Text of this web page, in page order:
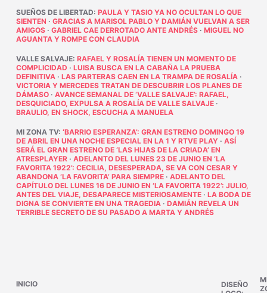
SUEÑOS DE LIBERTAD: PAULA Y TASIO YA NO OCULTAN LO QUE
SIENTEN · GRACIAS A MARISOL PABLO Y DAMIÁN VUELVAN A SER
AMIGOS· GABRIEL CAE DERROTADO ANTE ANDRÉS· MIGUEL NO
AGUANTA Y ROMPE CON CLAUDIA
VALLE SALVAJE: RAFAEL Y ROSALÍA TIENEN UN MOMENTO DE
COMPLICIDAD · LUISA BUSCA EN LA CABAÑA LA PRUEBA
DEFINITIVA· LAS PARTERAS CAEN EN LA TRAMPA DE ROSALÍA·
VICTORIA Y MERCEDES TRATAN DE DESCUBRIR LOS PLANES DE
DÁMASO· AVANCE SEMANAL DE ‘VALLE SALVAJE’: RAFAEL,
DESQUICIADO, EXPULSA A ROSALÍA DE VALLE SALVAJE·
BRAULIO, EN SHOCK, ESCUCHA A MANUELA
MI ZONA TV: ‘BARRIO ESPERANZA’: GRAN ESTRENO DOMINGO 19
DE ABRIL EN UNA NOCHE ESPECIAL EN LA 1 Y RTVE PLAY· ASÍ
SERÁ EL GRAN ESTRENO DE ‘LAS HIJAS DE LA CRIADA’ EN
ATRESPLAYER· ADELANTO DEL LUNES 23 DE JUNIO EN ‘LA
FAVORITA 1922’: CECILIA, DESESPERADA, SE VA CON CESAR Y
ABANDONA ‘LA FAVORITA’ PARA SIEMPRE· ADELANTO DEL
CAPÍTULO DEL LUNES 16 DE JUNIO EN ‘LA FAVORITA 1922’: JULIO,
ANTES DEL VIAJE, DESAPARECE MISTERIOSAMENTE· LA BODA DE
DIGNA SE CONVIERTE EN UNA TRAGEDIA· DAMIÁN REVELA UN
TERRIBLE SECRETO DE SU PASADO A MARTA Y ANDRÉS
INICIO
DISEÑO